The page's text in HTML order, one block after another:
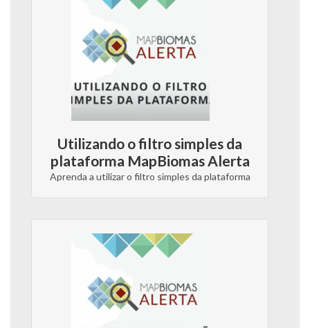
Utilizando o filtro simples da
plataforma MapBiomas Alerta
Aprenda a utilizar o filtro simples da plataforma